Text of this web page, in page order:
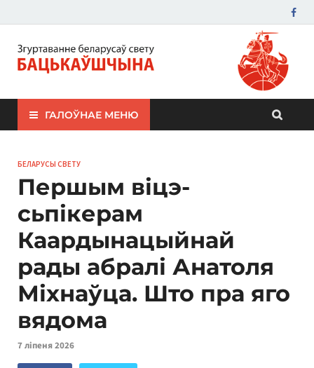
ЗБС "Бацькаўшчына"
ГАЛОЎНАЕ МЕНЮ
БЕЛАРУСЫ СВЕТУ
Першым віцэ-
сьпікерам
Каардынацыйнай
рады абралі Анатоля
Міхнаўца. Што пра яго
вядома
7 ліпеня 2026